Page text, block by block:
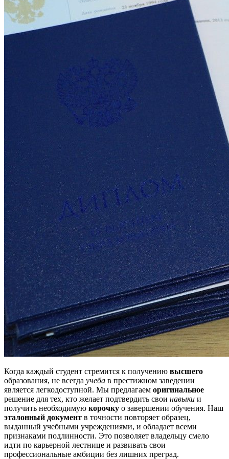
Когда каждый студент стремится к получению высшего
образования, не всегда учеба в престижном заведении
является легкодоступной. Мы предлагаем оригинальное
решение для тех, кто желает подтвердить свои навыки и
получить необходимую корочку о завершении обучения. Наш
эталонный документ в точности повторяет образец,
выданный учебными учреждениями, и обладает всеми
признаками подлинности. Это позволяет владельцу смело
идти по карьерной лестнице и развивать свои
профессиональные амбиции без лишних преград.